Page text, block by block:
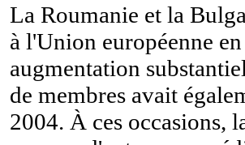
La Roumanie et la
à l'Union européenne
augmentation
de membres avait
2004. À ces occasions,